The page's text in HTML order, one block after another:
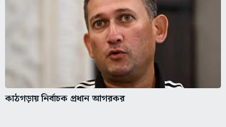
কাঠগড়ায় নির্বাচক প্রধান আগরকর